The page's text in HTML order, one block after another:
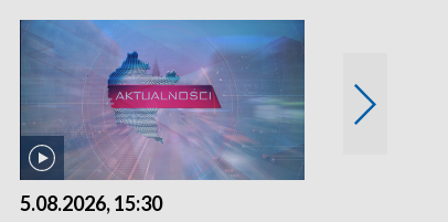
5.08.2026, 15:30